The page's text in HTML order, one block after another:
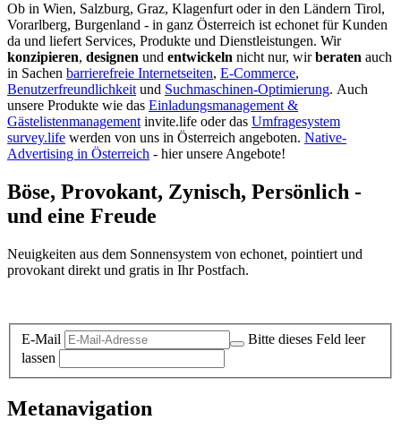
Ob in Wien, Salzburg, Graz, Klagenfurt oder in den Ländern Tirol,
Vorarlberg, Burgenland - in ganz Österreich ist echonet für Kunden
da und liefert Services, Produkte und Dienstleistungen. Wir
konzipieren, designen und entwickeln nicht nur, wirberaten auch
in Sachen barrierefreie Internetseiten, E-Commerce,
Benutzerfreundlichkeit und Suchmaschinen-Optimierung. Auch
unsere Produkte wie das Einladungsmanagement &
Gästelistenmanagement invite.life oder das Umfragesystem
survey.life werden von uns in Österreich angeboten. Native-
Advertising in Österreich - hier unsere Angebote!
Böse, Provokant, Zynisch, Persönlich -
und eine Freude
Neuigkeiten aus dem Sonnensystem von echonet, pointiert und
provokant direkt und gratis in Ihr Postfach.
E-Mail
Bitte dieses Feld leer
lassen
Metanavigation